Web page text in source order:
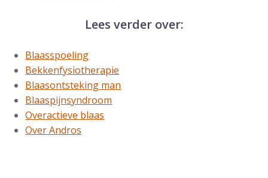
Lees verder over:
Blaasspoeling
Bekkenfysiotherapie
Blaasontsteking man
Blaaspijnsyndroom
Overactieve blaas
Over Andros